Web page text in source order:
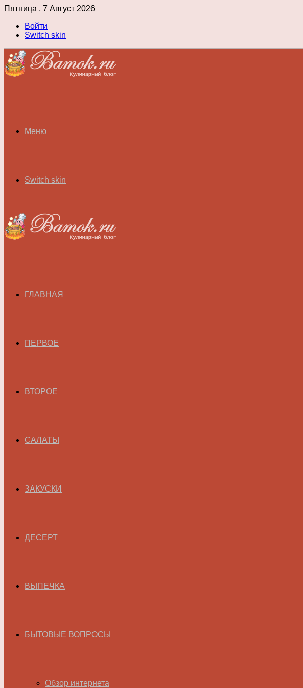
Пятница , 7 Август 2026
Войти
Switch skin
Меню
Switch skin
ГЛАВНАЯ
ПЕРВОЕ
ВТОРОЕ
САЛАТЫ
ЗАКУСКИ
ДЕСЕРТ
ВЫПЕЧКА
БЫТОВЫЕ ВОПРОСЫ
Обзор интернета